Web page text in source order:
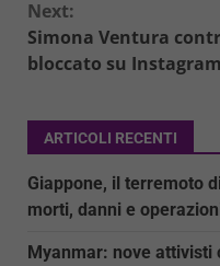
Next:
Simona Ventura
bloccato su Instagram
ARTICOLI RECENTI
Giappone, il terremoto
morti, danni e
Myanmar: nove attivisti